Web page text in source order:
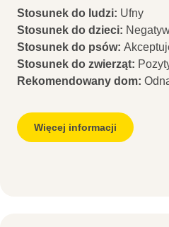
Stosunek do ludzi: Ufny
Stosunek do dzieci:
Stosunek do psów:
Stosunek do zwierząt:
Rekomendowany dom:
Więcej informacji